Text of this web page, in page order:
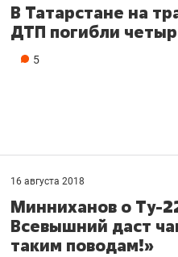
В Татарстане на
ДТП погибли
5
16 августа 2018
Минниханов о Ту-
Всевышний даст
таким поводам!»